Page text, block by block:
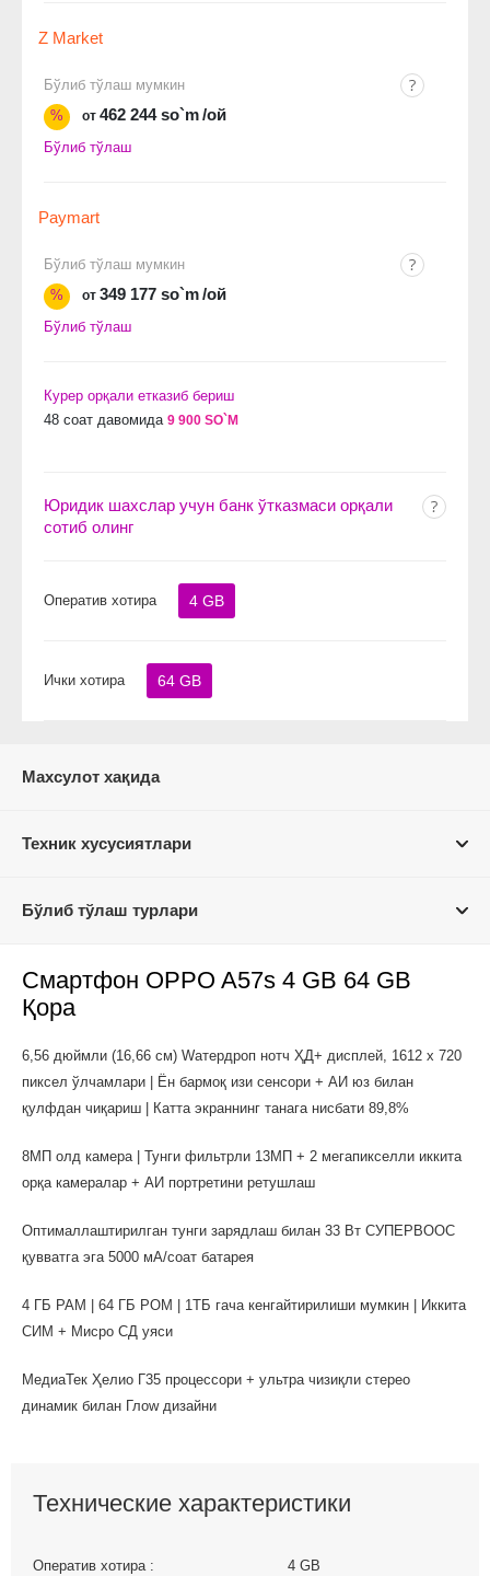
Z Market
Бўлиб тўлаш мумкин
%
от 462 244 so`m/ой
Бўлиб тўлаш
Paymart
Бўлиб тўлаш мумкин
%
от 349 177 so`m/ой
Бўлиб тўлаш
Курер орқали етказиб бериш
48 соат давомида 9 900 SO`M
Юридик шахслар учун банк ўтказмаси орқали
сотиб олинг
Оператив хотира 4 GB
Ички хотира 64 GB
Махсулот хақида
Техник хусусиятлари
Бўлиб тўлаш турлари
Смартфон OPPO A57s 4 GB 64 GB
Қора
6,56 дюймли (16,66 см) Wатердроп нотч ҲД+ дисплей, 1612 х 720
пиксел ўлчамлари | Ён бармоқ изи сенсори + АИ юз билан
қулфдан чиқариш | Катта экраннинг танага нисбати 89,8%
8МП олд камера | Тунги фильтрли 13МП + 2 мегапикселли иккита
орқа камералар + АИ портретини ретушлаш
Оптималлаштирилган тунги зарядлаш билан 33 Вт СУПEРВООC
қувватга эга 5000 мА/соат батарея
4 ГБ РАМ | 64 ГБ РОМ | 1ТБ гача кенгайтирилиши мумкин | Иккита
СИМ + Миcро СД уяси
МедиаТек Ҳелио Г35 процессори + ультра чизиқли стерео
динамик билан Глоw дизайни
Технические характеристики
Оператив хотира : 4 GB